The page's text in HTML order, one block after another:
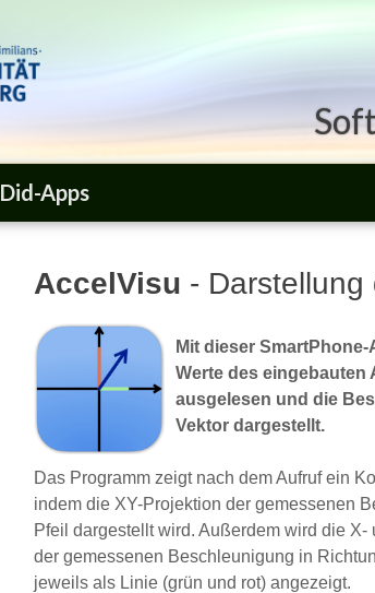
Did-Apps
AccelVisu -
Mit dieser
Werte des eingebauten
ausgelesen und die
Vektor dargestellt.
Das Programm zeigt nach dem Aufruf ein
indem die XY-Projektion der gemessenen
Pfeil dargestellt wird. Außerdem wird die X-
der gemessenen Beschleunigung in
jeweils als Linie (grün und rot) angezeigt.